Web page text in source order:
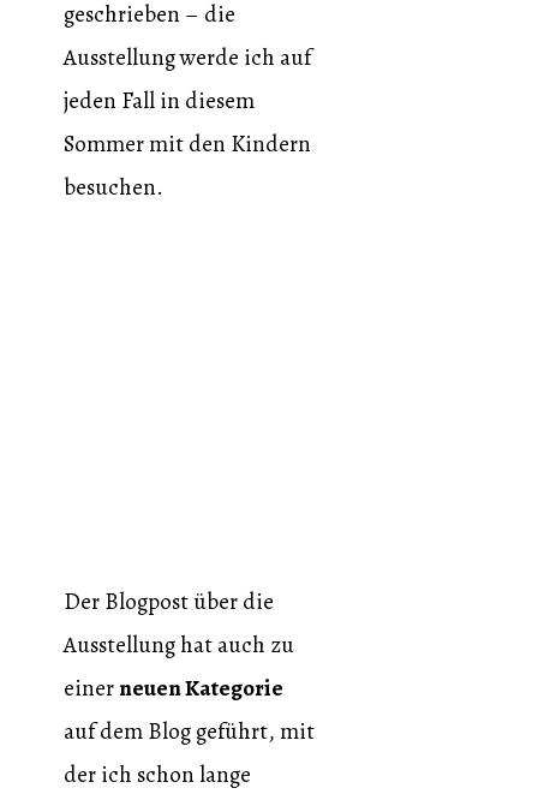
geschrieben – die
Ausstellung werde ich auf
jeden Fall in diesem
Sommer mit den Kindern
besuchen.
Der Blogpost über die
Ausstellung hat auch zu
einerneuen Kategorie
auf dem Blog geführt, mit
der ich schon lange